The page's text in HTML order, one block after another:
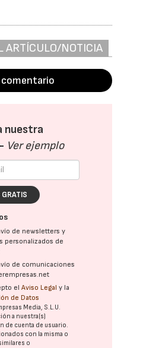
ARTÍCULO/NOTICIA
comentario
nuestra
Ver ejemplo
de newsletters y
personalizados de
de comunicaciones
elAviso Legal y la
de Datos
Media, S.L.U.
a nuestra(s)
de cuenta de usuario.
con la misma o
o